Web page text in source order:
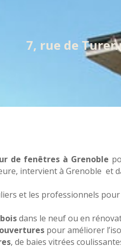
7, rue de
de fenêtres à Grenoble
intervient à Grenoble et
et les professionnels
dans le neuf ou en
pour améliorer
, de baies vitrées